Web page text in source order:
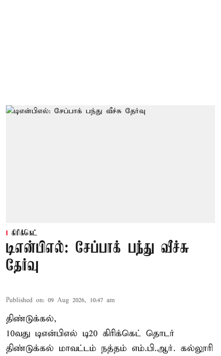
கிரிக்கெட்
டிஎன்பிஎல்: சேப்பாக் பந்து வீச்சு
தேர்வு
Published on: 09 Aug 2026, 10:47 am
திண்டுக்கல்,
10வது டிஎன்பிஎல் டி20 கிரிக்கெட் தொடர்
திண்டுக்கல் மாவட்டம் நத்தம் எம்.பி.ஆர். கல்லூரி